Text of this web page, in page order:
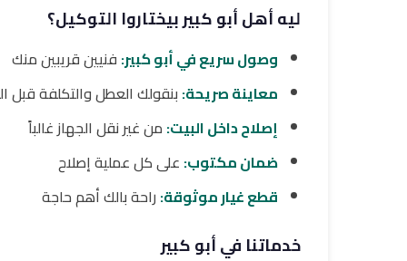
ليه أهل أبو كبير بيختاروا التوكيل؟
وصول سريع في أبو كبير: فنيين قريبين منك
معاينة صريحة: بنقولك العطل والتكلفة قبل
إصلاح داخل البيت: من غير نقل الجهاز غالباً
ضمان مكتوب: على كل عملية إصلاح
قطع غيار موثوقة: راحة بالك أهم حاجة
خدماتنا في أبو كبير